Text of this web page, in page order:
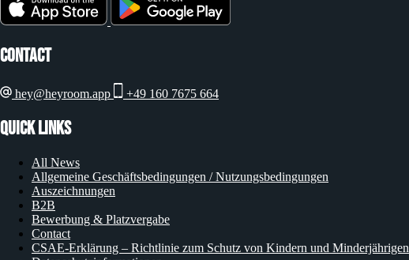
Contact
hey@heyroom.app +49 160 7675 664
Quick Links
All News
Allgemeine Geschäftsbedingungen / Nutzungsbedingungen
Auszeichnungen
B2B
Bewerbung & Platzvergabe
Contact
CSAE-Erklärung – Richtlinie zum Schutz von Kindern und Minderjährigen